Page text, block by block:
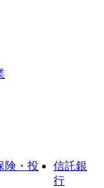
険・投
信託銀
行